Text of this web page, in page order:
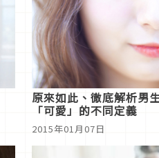
原來如此、徹底解析男
「可愛」的不同定義
2015年01月07日